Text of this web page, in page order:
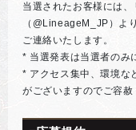
当選されたお客様には
（@LineageM_JP）よ
ご連絡いたします。
* 当選発表は当選者のみ
* アクセス集中、環境な
がございますのでご容赦